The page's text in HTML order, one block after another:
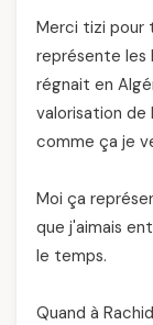
Merci tizi pour
représente les
régnait en
valorisation de
comme ça je
Moi ça
que j'aimais
le temps.
Quand à